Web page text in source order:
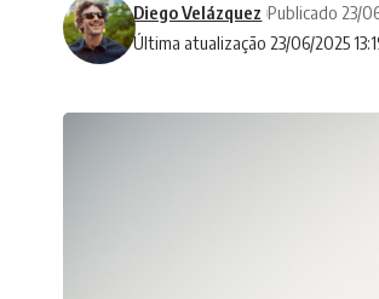
Última atualização 23/06/2025
Diego Velázquez Publicado 23/